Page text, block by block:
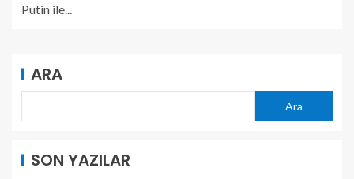
Putin ile...
ARA
Ara
SON YAZILAR